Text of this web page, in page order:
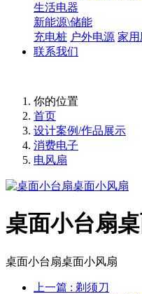
生活电器
新能源\储能
充电桩 户外电源 家
联系我们
你的位置
首页
设计案例/作品展示
消费电子
电风扇
桌面小台扇
桌面小台扇桌面小风扇
上一篇 : 剃须刀